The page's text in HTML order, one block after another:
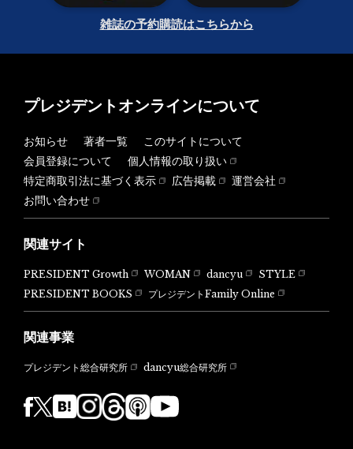
雑誌の予約購読はこちらから
プレジデントオンラインについて
お知らせ 著者一覧
このサイトについて
会員登録について
個人情報の取り扱い
特定商取引法に基づく表示
広告掲載
運営会社
お問い合わせ
関連サイト
PRESIDENT Growth WOMAN dancyu
STYLE
PRESIDENT BOOKS
プレジデントFamily Online
関連事業
プレジデント総合研究所 dancyu総合研究所